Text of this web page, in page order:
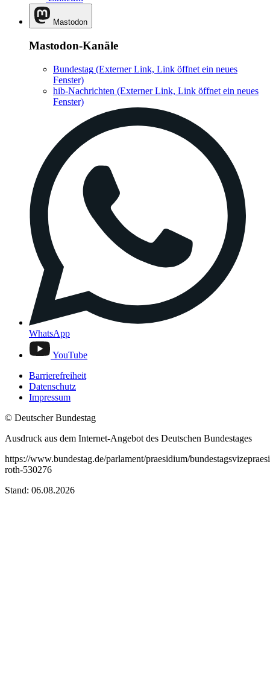
Mastodon
Mastodon-Kanäle
Bundestag (Externer Link, Link öffnet ein neues
Fenster)
hib-Nachrichten (Externer Link, Link öffnet ein neues
Fenster)
WhatsApp
YouTube
Barrierefreiheit
Datenschutz
Impressum
© Deutscher Bundestag
Ausdruck aus dem Internet-Angebot des Deutschen Bundestages
https://www.bundestag.de/parlament/praesidium/
roth-530276
Stand: 06.08.2026